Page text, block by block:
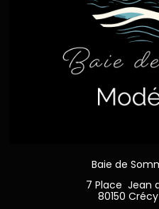
Baie de
7 Place Jean
80150